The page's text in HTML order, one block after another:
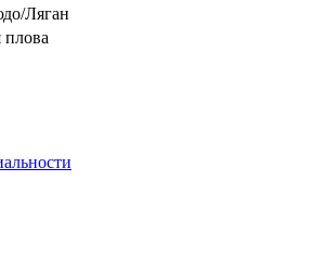
Ляган
плова